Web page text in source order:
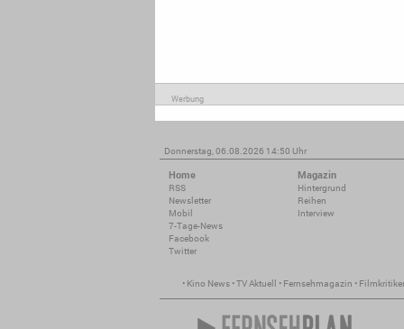
Werbung
Donnerstag, 06.08.2026 14:50 Uhr
Home
RSS
Newsletter
Mobil
7-Tage-News
Facebook
Twitter
Magazin
Hintergrund
Reihen
Interview
• Kino News •TV Aktuell • Fernsehmagazin •